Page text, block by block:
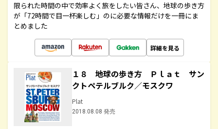
限られた時間の中で効率よく旅をしたい皆さん、地球の歩き方
が「72時間で目一杯楽しむ」のに必要な情報だけを一冊にま
とめました
詳細を見る
１８ 地球の歩き方 Ｐｌａｔ サン
クトペテルブルク／モスクワ
Plat
2018.08.08 発売